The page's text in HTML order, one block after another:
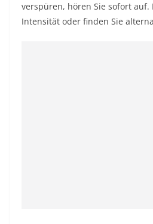
verspüren, hören Sie sofort auf.
Intensität oder finden Sie